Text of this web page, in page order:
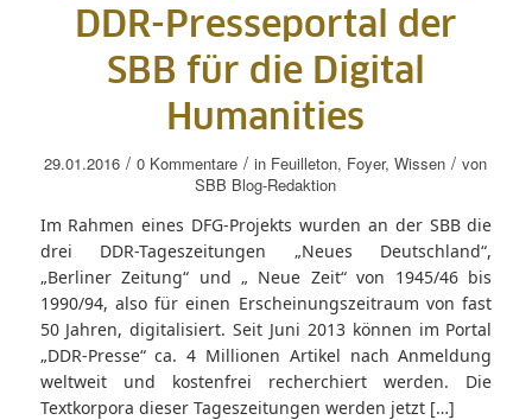
DDR-Presseportal der
SBB für die Digital
Humanities
29.01.2016 / 0 Kommentare / in Feuilleton, Foyer,Wissen / von
SBB Blog-Redaktion
Im Rahmen eines DFG-Projekts wurden an der SBB die
drei DDR-Tageszeitungen „Neues Deutschland“,
„Berliner Zeitung“ und „ Neue Zeit“ von 1945/46 bis
1990/94, also für einen Erscheinungszeitraum von fast
50 Jahren, digitalisiert. Seit Juni 2013 können im Portal
„DDR-Presse“ ca. 4 Millionen Artikel nach Anmeldung
weltweit und kostenfrei recherchiert werden. Die
Textkorpora dieser Tageszeitungen werden jetzt […]